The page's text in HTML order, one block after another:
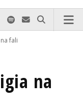
nas zadzwoń
Facebook-u
na Xnas na Instagram-ie
Odwiedź nas na TikTok-u
Szukaj nas na Spotify
Wyślij do nas
Szukaj
fali
na